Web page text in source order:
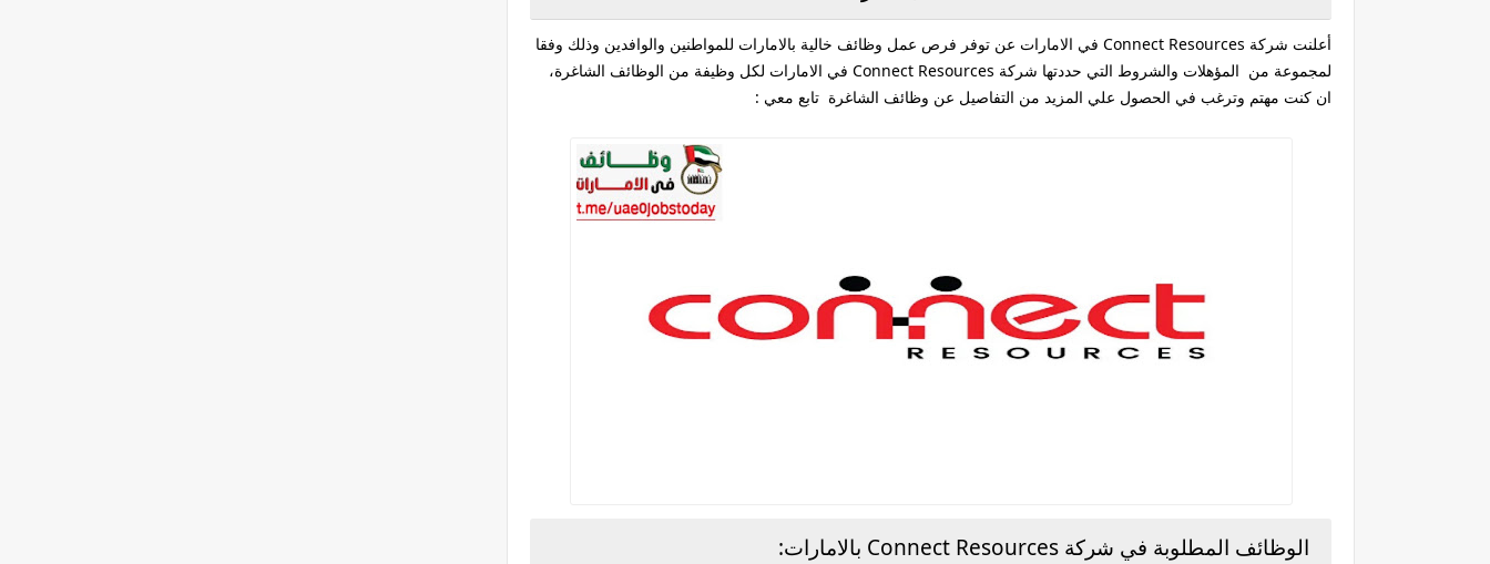
أعلنت شركة Connect Resources في الامارات عن توفر فرص عمل وظائف خالية بالامارات للمواطنين والوافدين وذلك وفقا
لمجموعة من المؤهلات والشروط التي حددتها شركة Connect Resources في الامارات لكل وظيفة من الوظائف الشاغرة،
ان كنت مهتم وترغب في الحصول علي المزيد من التفاصيل عن وظائف الشاغرة تابع معي :
الوظائف المطلوبة في شركة Connect Resources بالامارات: